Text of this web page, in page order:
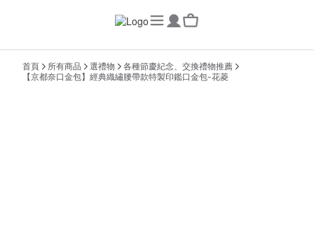
首頁 所有商品 選禮物
各種節慶紀念、交換禮物推薦
【京都奈口金包】經典織繡腰帶款特製印鑑口金包-花菱